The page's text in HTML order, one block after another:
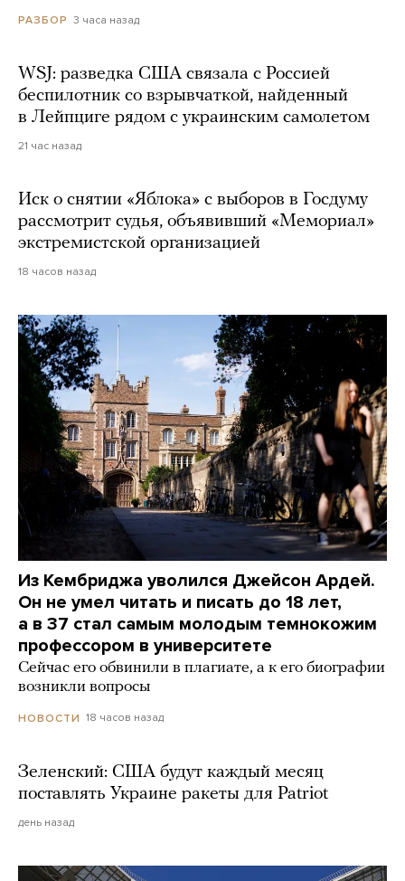
РАЗБОР 3 часа назад
WSJ: разведка США связала с Россией
беспилотник со взрывчаткой, найденный
в Лейпциге рядом с украинским самолетом
21 час назад
Иск о снятии «Яблока» с выборов в Госдуму
рассмотрит судья, объявивший «Мемориал»
экстремистской организацией
18 часов назад
Из Кембриджа уволился Джейсон Ардей.
Он не умел читать и писать до 18 лет,
а в 37 стал самым молодым темнокожим
профессором в университете
Сейчас его обвинили в плагиате, а к его биографии
возникли вопросы
НОВОСТИ 18 часов назад
Зеленский: США будут каждый месяц
поставлять Украине ракеты для Patriot
день назад